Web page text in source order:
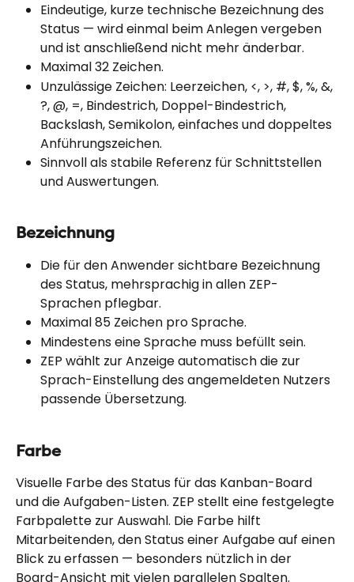
Eindeutige, kurze technische Bezeichnung des
Status — wird einmal beim Anlegen vergeben
und ist anschließend nicht mehr änderbar.
Maximal 32 Zeichen.
Unzulässige Zeichen: Leerzeichen, <, >, #, $, %, &,
?, @, =, Bindestrich, Doppel-Bindestrich,
Backslash, Semikolon, einfaches und doppeltes
Anführungszeichen.
Sinnvoll als stabile Referenz für Schnittstellen
und Auswertungen.
Bezeichnung
Die für den Anwender sichtbare Bezeichnung
des Status, mehrsprachig in allen ZEP-
Sprachen pflegbar.
Maximal 85 Zeichen pro Sprache.
Mindestens eine Sprache muss befüllt sein.
ZEP wählt zur Anzeige automatisch die zur
Sprach-Einstellung des angemeldeten Nutzers
passende Übersetzung.
Farbe
Visuelle Farbe des Status für das Kanban-Board
und die Aufgaben-Listen. ZEP stellt eine festgelegte
Farbpalette zur Auswahl. Die Farbe hilft
Mitarbeitenden, den Status einer Aufgabe auf einen
Blick zu erfassen — besonders nützlich in der
Board-Ansicht mit vielen parallelen Spalten.